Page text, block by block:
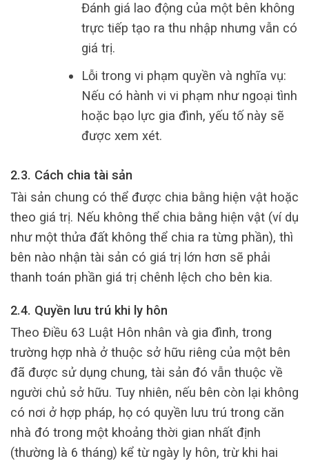
Đánh giá lao động của một bên không
trực tiếp tạo ra thu nhập nhưng vẫn có
giá trị.
Lỗi trong vi phạm quyền và nghĩa vụ:
Nếu có hành vi vi phạm như ngoại tình
hoặc bạo lực gia đình, yếu tố này sẽ
được xem xét.
2.3. Cách chia tài sản
Tài sản chung có thể được chia bằng hiện vật hoặc
theo giá trị. Nếu không thể chia bằng hiện vật (ví dụ
như một thửa đất không thể chia ra từng phần), thì
bên nào nhận tài sản có giá trị lớn hơn sẽ phải
thanh toán phần giá trị chênh lệch cho bên kia.
2.4. Quyền lưu trú khi ly hôn
Theo Điều 63 Luật Hôn nhân và gia đình, trong
trường hợp nhà ở thuộc sở hữu riêng của một bên
đã được sử dụng chung, tài sản đó vẫn thuộc về
người chủ sở hữu. Tuy nhiên, nếu bên còn lại không
có nơi ở hợp pháp, họ có quyền lưu trú trong căn
nhà đó trong một khoảng thời gian nhất định
(thường là 6 tháng) kể từ ngày ly hôn, trừ khi hai